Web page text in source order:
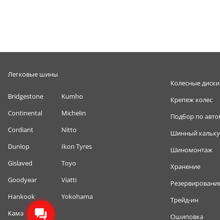
Легковые шины
Bridgestone
Continental
Cordiant
Dunlop
Gislaved
Goodyear
Hankook
Кама
Kumho
Michelin
Nitto
Ikon Tyres
Toyo
Viatti
Yokohama
Колесные диски
Крепеж колес
Подбор по
Шинный
Шиномонтаж
Хранение
Трейд-ин
Ошиповка